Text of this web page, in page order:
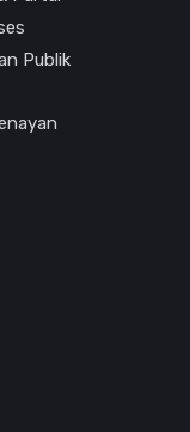
Publik